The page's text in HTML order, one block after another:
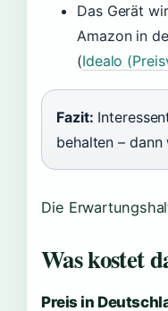
Das Gerät
Amazon in
(Idealo
Fazit:
behalten –
Die
Was kostet
Preis in